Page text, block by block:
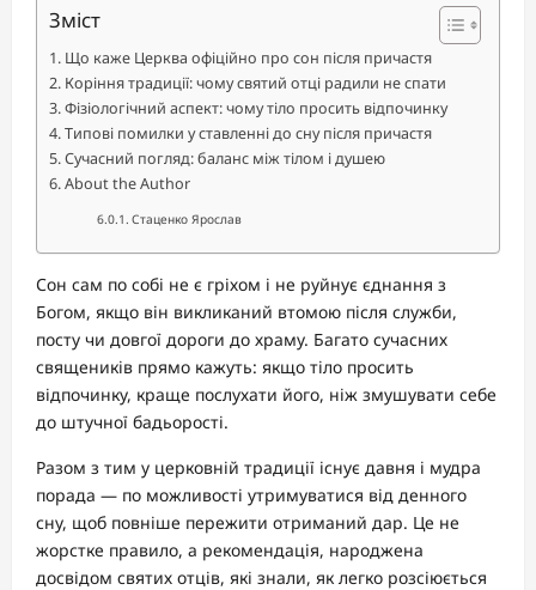
Зміст
Що каже Церква офіційно про сон після причастя
Коріння традиції: чому святий отці радили не спати
Фізіологічний аспект: чому тіло просить відпочинку
Типові помилки у ставленні до сну після причастя
Сучасний погляд: баланс між тілом і душею
About the Author
Стаценко Ярослав
Сон сам по собі не є гріхом і не руйнує єднання з
Богом, якщо він викликаний втомою після служби,
посту чи довгої дороги до храму. Багато сучасних
священиків прямо кажуть: якщо тіло просить
відпочинку, краще послухати його, ніж змушувати себе
до штучної бадьорості.
Разом з тим у церковній традиції існує давня і мудра
порада — по можливості утримуватися від денного
сну, щоб повніше пережити отриманий дар. Це не
жорстке правило, а рекомендація, народжена
досвідом святих отців, які знали, як легко розсіюється